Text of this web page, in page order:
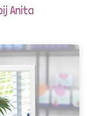
Anita